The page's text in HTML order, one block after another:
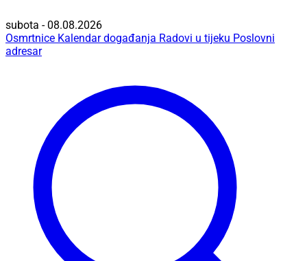
subota - 08.08.2026
Osmrtnice Kalendar događanja Radovi u tijeku Poslovni
adresar